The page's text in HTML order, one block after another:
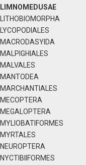
LIMNOMEDUSAE
LITHOBIOMORPHA
LYCOPODIALES
MACRODASYIDA
MALPIGHIALES
MALVALES
MANTODEA
MARCHANTIALES
MECOPTERA
MEGALOPTERA
MYLIOBATIFORMES
MYRTALES
NEUROPTERA
NYCTIBIIFORMES